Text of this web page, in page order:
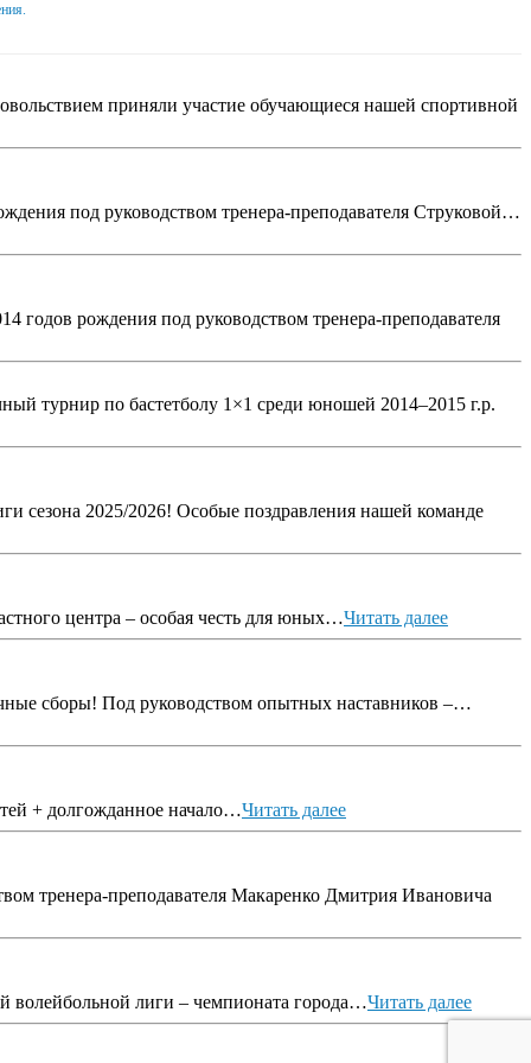
приняли участие обучающиеся нашей спортивной
под руководством тренера-преподавателя Струковой…
рождения под руководством тренера-преподавателя
турнир по бастетболу 1×1 среди юношей 2014–2015 г.р.
сезона 2025/2026! Особые поздравления нашей команде
центра – особая честь для юных…Читать далее
сборы! Под руководством опытных наставников –…
+ долгожданное начало…Читать далее
тренера-преподавателя Макаренко Дмитрия Ивановича
волейбольной лиги – чемпионата города…Читать далее